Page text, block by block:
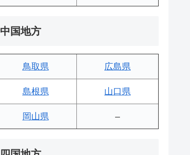
中国地方
鳥取県 広島県
島根県 山口県
岡山県 –